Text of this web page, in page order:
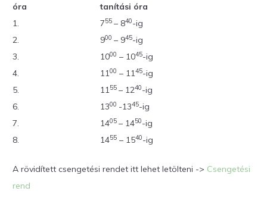
óra
tanítási óra
1.
755 – 840-ig
2.
900 – 945-ig
3.
1000 – 1045-ig
4.
1100 – 1145-ig
5.
1155 – 1240-ig
6.
1300 -1345-ig
7.
1405 – 1450-ig
8.
1455 – 1540-ig
A rövidített csengetési rendet itt lehet letölteni -> Csengetési
rend